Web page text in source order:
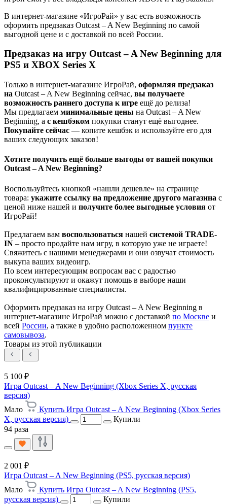
В интернет-магазине «ИгроРай» у вас есть возможность
оформить предзаказ Outcast – A New Beginning по самой
выгодной цене и с доставкой по всей России.
Предзаказ на игру Outcast – A New Beginning для
PS5 и XBOX Series X
Только в интернет-магазине ИгроРай, оформляя предзаказ
на Outcast – A New Beginning сейчас, вы получаете
возможность раннего доступа к игре ещё до релиза!
Мы предлагаем минимальные цены на Outcast – A New
Beginning, а с кешбэком покупки станут ещё выгоднее.
Покупайте сейчас — копите кешбэк и используйте его для
ваших следующих заказов!
Хотите получить ещё больше выгоды от вашей покупки
Outcast – A New Beginning?
Воспользуйтесь кнопкой «нашли дешевле» на странице
товара: укажите ссылку на предложение другого магазина с
ценой ниже нашей и получите более выгодные условия от
ИгроРай!
Предлагаем вам воспользоваться нашей системой TRADE-
IN – просто продайте нам игру, в которую уже не играете!
Свяжитесь с нашими менеджерами и они озвучат стоимость
выкупа ваших видеоигр.
По всем интересующим вопросам вас с радостью
проконсультируют и окажут помощь в выборе наши
квалифицированные специалисты.
Оформить предзаказ на игру Outcast – A New Beginning в
интернет-магазине ИгроРай можно с доставкой по Москве и
всей России, а также в удобно расположенном пункте
самовывоза.
Товары из этой публикации
5 100 ₽
Игра Outcast – A New Beginning (Xbox Series X, русская
версия)
Мало
Купить Игра Outcast – A New Beginning (Xbox Series
X, русская версия)
Купили
94 раза
2 001 ₽
Игра Outcast – A New Beginning (PS5, русская версия)
Мало
Купить Игра Outcast – A New Beginning (PS5,
русская версия)
Купили